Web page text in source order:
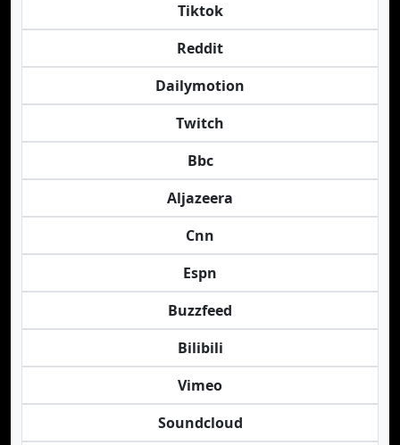
Tiktok
Reddit
Dailymotion
Twitch
Bbc
Aljazeera
Cnn
Espn
Buzzfeed
Bilibili
Vimeo
Soundcloud